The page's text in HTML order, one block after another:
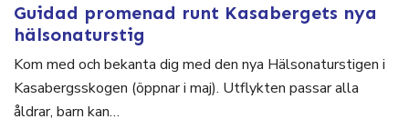
Guidad promenad runt Kasabergets nya
hälsonaturstig
Kom med och bekanta dig med den nya Hälsonaturstigen i
Kasabergsskogen (öppnar i maj). Utflykten passar alla
åldrar, barn kan…